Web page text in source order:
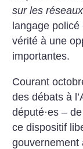
sur les
langage
vérité à une
importantes.
Courant
des débats à
député·es –
ce dispositif
gouvernement